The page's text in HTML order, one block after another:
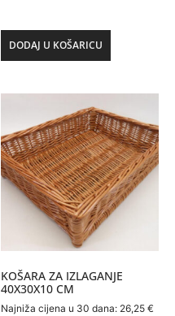
DODAJ U KOŠARICU
KOŠARA ZA IZLAGANJE
40X30X10 CM
Najniža cijena u 30 dana: 26,25 €